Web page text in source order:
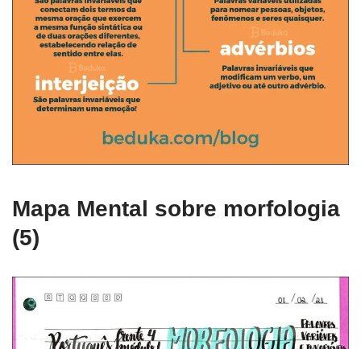
Mapa Mental sobre morfologia
(5)